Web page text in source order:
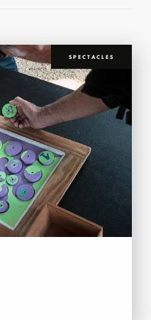
SPECTACLES